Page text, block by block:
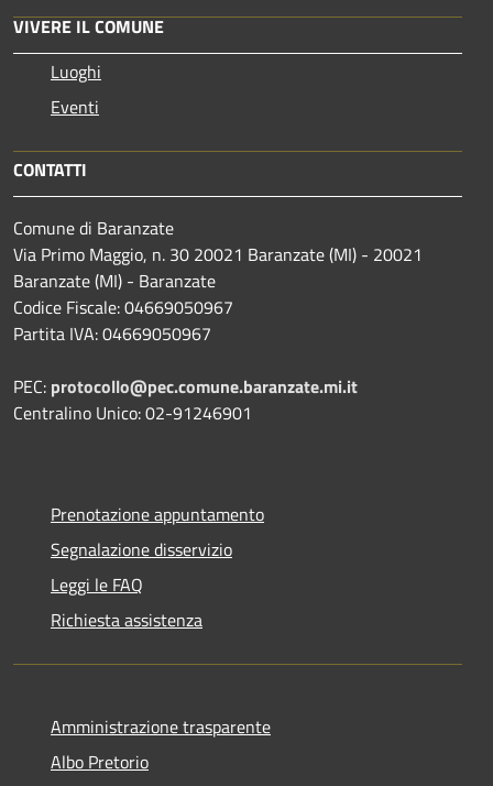
VIVERE IL COMUNE
Luoghi
Eventi
CONTATTI
Comune di Baranzate
Via Primo Maggio, n. 30 20021 Baranzate (MI) - 20021
Baranzate (MI) - Baranzate
Codice Fiscale: 04669050967
Partita IVA: 04669050967
PEC: protocollo@pec.comune.baranzate.mi.it
Centralino Unico: 02-91246901
Prenotazione appuntamento
Segnalazione disservizio
Leggi le FAQ
Richiesta assistenza
Amministrazione trasparente
Albo Pretorio